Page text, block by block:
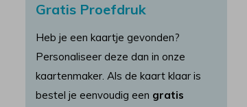
Gratis Proefdruk
Heb je een kaartje gevonden?
Personaliseer deze dan in onze
kaartenmaker. Als de kaart klaar is
bestel je eenvoudig een gratis